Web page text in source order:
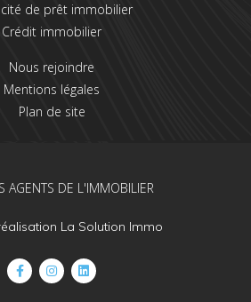
de prêt immobilier
Crédit immobilier
Nous rejoindre
Mentions légales
Plan de site
AGENTS DE L'IMMOBILIER
La Solution Immo